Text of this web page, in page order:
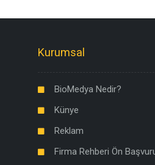
Kurumsal
BioMedya Nedir?
Künye
Reklam
Firma Rehberi Ön